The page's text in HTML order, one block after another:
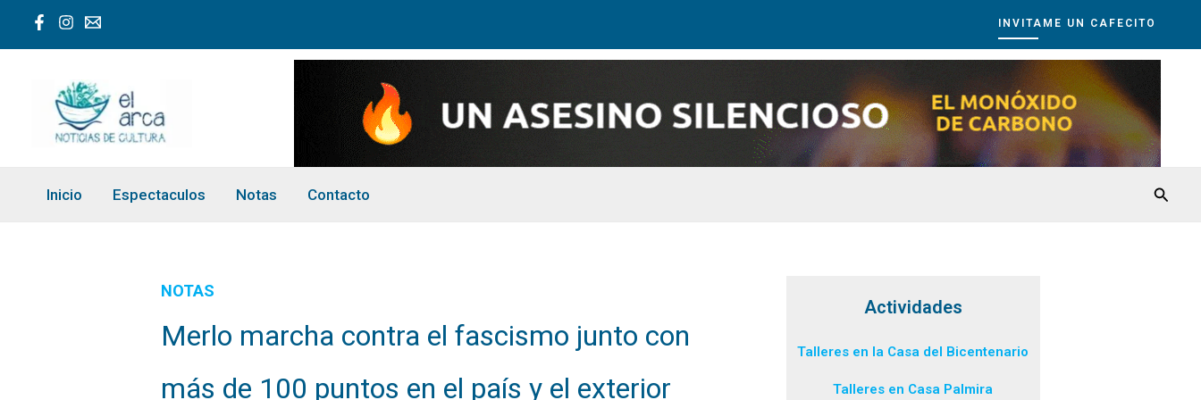
INVITAME UN CAFECITO
Inicio Espectaculos Notas Contacto
NOTAS
Merlo marcha contra el fascismo junto con
más de 100 puntos en el país y el exterior
Actividades
Talleres en la Casa del Bicentenario
Talleres en Casa Palmira